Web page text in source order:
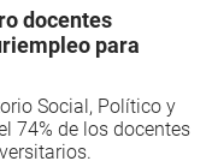
docentes
para
Social, Político y
74% de los docentes